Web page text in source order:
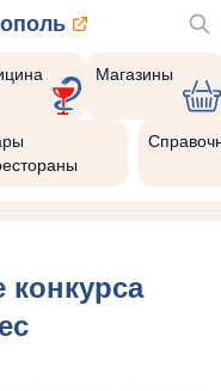
Магазины